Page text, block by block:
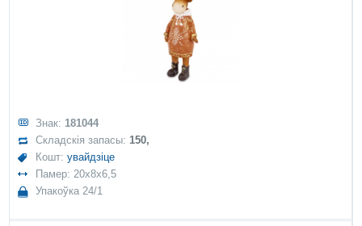
Знак: 181044
Складскія запасы:150,
Кошт:увайдзіце
Памер: 20x8x6,5
Упакоўка 24/1